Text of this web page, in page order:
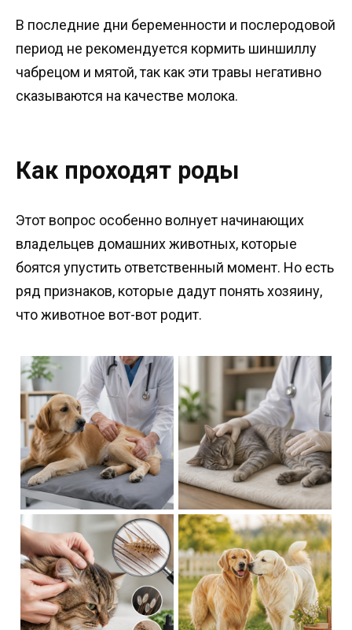
В последние дни беременности и послеродовой
период не рекомендуется кормить шиншиллу
чабрецом и мятой, так как эти травы негативно
сказываются на качестве молока.
Как проходят роды
Этот вопрос особенно волнует начинающих
владельцев домашних животных, которые
боятся упустить ответственный момент. Но есть
ряд признаков, которые дадут понять хозяину,
что животное вот-вот родит.